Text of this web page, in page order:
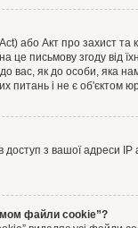
або Акт про захист та
це письмову згоду від
вас, як до особи, яка
питань і не є об'єктом
з вашої адреси IP
файли cookie”?